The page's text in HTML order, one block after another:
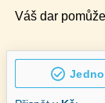
Váš dar